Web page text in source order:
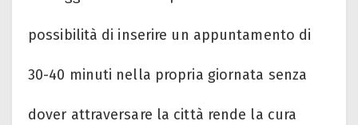
possibilità di inserire un appuntamento di
30-40 minuti nella propria giornata senza
dover attraversare la città rende la cura